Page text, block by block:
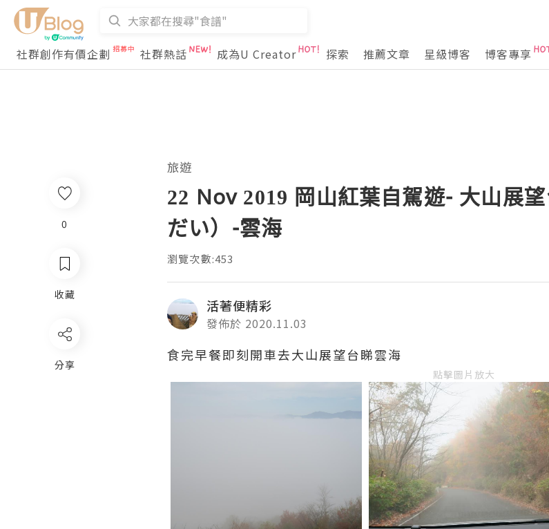
社群創作有價企劃
社群熱話 成為U Creator 探索 推薦文章 星級博客 博客專享
旅遊
22 Nov 2019 岡山紅葉自駕遊- 大山展
だい）-雲海
瀏覽次數:453
活著便精彩
發佈於 2020.11.03
食完早餐即刻開車去大山展望台睇雲海
點擊圖片放大
0
收藏
分享